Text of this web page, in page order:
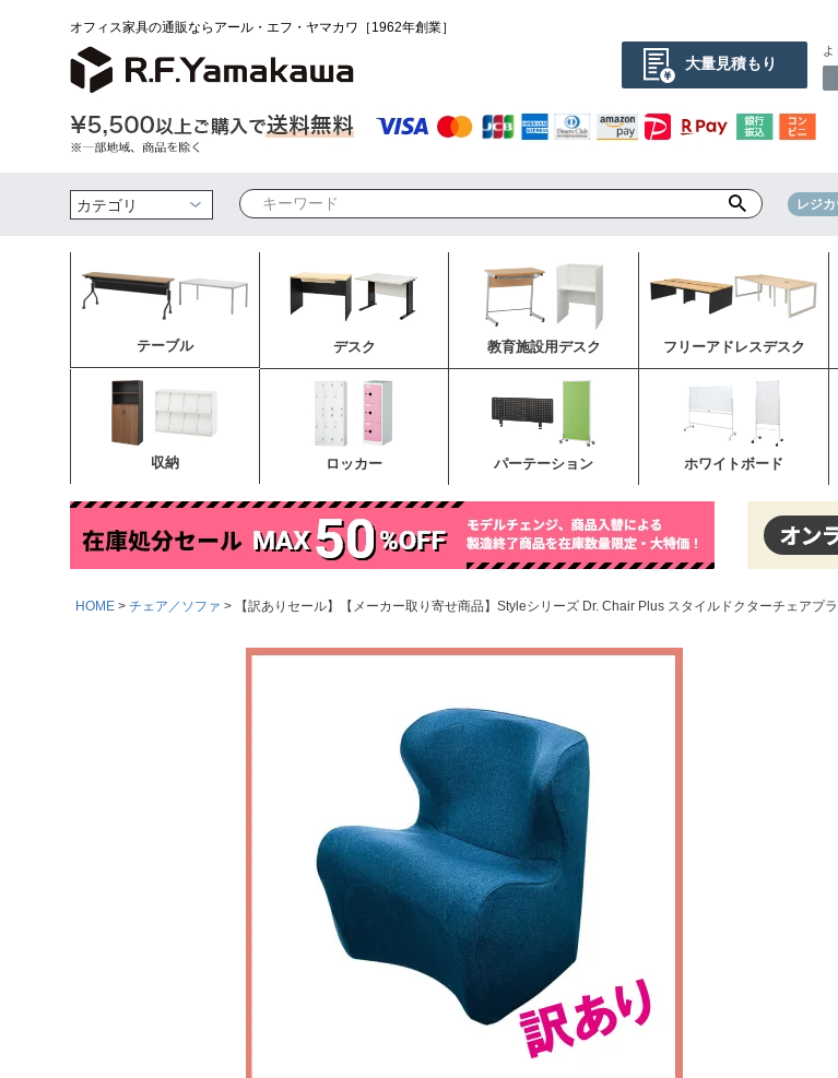
オフィス家具の通販ならアール・エフ・ヤマカワ［1962年創業］
大量見積もり
検索 レジ
テーブル デスク 教育施設用デスク フリーアドレスデスク
収納 ロッカー パーテーション ホワイトボード
HOME チェア／ソファ 【訳ありセール】【メーカー取り寄せ商品】Styleシリーズ Dr. Chair Plus スタイルドクターチェアプ